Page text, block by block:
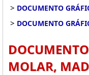
> DOCUMENTO
> DOCUMENTO
MOLAR,